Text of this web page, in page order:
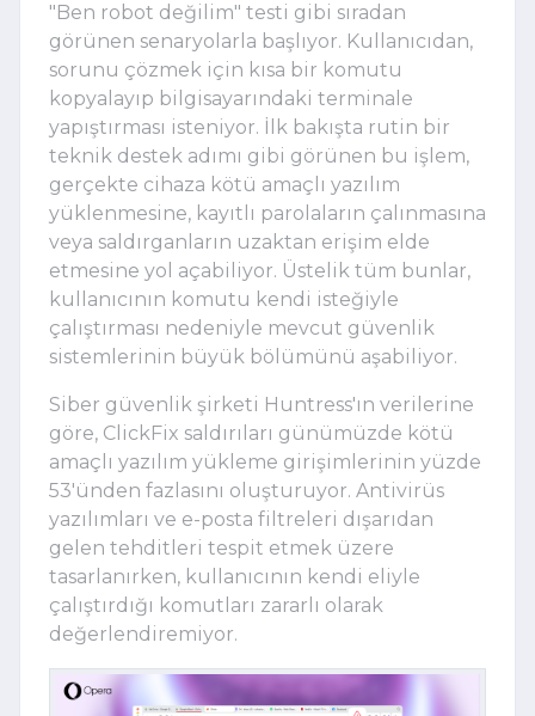
"Ben robot değilim" testi gibi sıradan
görünen senaryolarla başlıyor. Kullanıcıdan,
sorunu çözmek için kısa bir komutu
kopyalayıp bilgisayarındaki terminale
yapıştırması isteniyor. İlk bakışta rutin bir
teknik destek adımı gibi görünen bu işlem,
gerçekte cihaza kötü amaçlı yazılım
yüklenmesine, kayıtlı parolaların çalınmasına
veya saldırganların uzaktan erişim elde
etmesine yol açabiliyor. Üstelik tüm bunlar,
kullanıcının komutu kendi isteğiyle
çalıştırması nedeniyle mevcut güvenlik
sistemlerinin büyük bölümünü aşabiliyor.
Siber güvenlik şirketi Huntress'ın verilerine
göre, ClickFix saldırıları günümüzde kötü
amaçlı yazılım yükleme girişimlerinin yüzde
53'ünden fazlasını oluşturuyor. Antivirüs
yazılımları ve e-posta filtreleri dışarıdan
gelen tehditleri tespit etmek üzere
tasarlanırken, kullanıcının kendi eliyle
çalıştırdığı komutları zararlı olarak
değerlendiremiyor.